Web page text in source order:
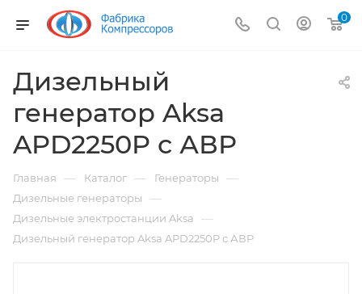
0
Дизельный
генератор Aksa
APD2250P с АВР
Главная — Каталог — Генераторы —
Дизельные генераторы —
Дизельные электростанции Aksa —
Дизельный генератор Aksa APD2250P с АВР